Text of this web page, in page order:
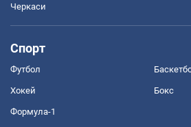
Черкаси
Спорт
Футбол
Хокей Бокс
Формула-1